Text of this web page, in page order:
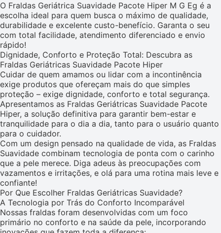
O Fraldas Geriátrica Suavidade Pacote Hiper M G Eg é a
escolha ideal para quem busca o máximo de qualidade,
durabilidade e excelente custo-benefício. Garanta o seu
com total facilidade, atendimento diferenciado e envio
rápido!
Dignidade, Conforto e Proteção Total: Descubra as
Fraldas Geriátricas Suavidade Pacote Hiper
Cuidar de quem amamos ou lidar com a incontinência
exige produtos que ofereçam mais do que simples
proteção – exige dignidade, conforto e total segurança.
Apresentamos as Fraldas Geriátricas Suavidade Pacote
Hiper, a solução definitiva para garantir bem-estar e
tranquilidade para o dia a dia, tanto para o usuário quanto
para o cuidador.
Com um design pensado na qualidade de vida, as Fraldas
Suavidade combinam tecnologia de ponta com o carinho
que a pele merece. Diga adeus às preocupações com
vazamentos e irritações, e olá para uma rotina mais leve e
confiante!
Por Que Escolher Fraldas Geriátricas Suavidade?
A Tecnologia por Trás do Conforto Incomparável
Nossas fraldas foram desenvolvidas com um foco
primário no conforto e na saúde da pele, incorporando